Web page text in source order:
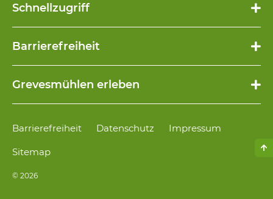
Schnellzugriff
überspringen
Barrierefreiheit
überspringen
Grevesmühlen erleben
© 2026
Navigation
Barrierefreiheit Datenschutz Impressum
Sitemap